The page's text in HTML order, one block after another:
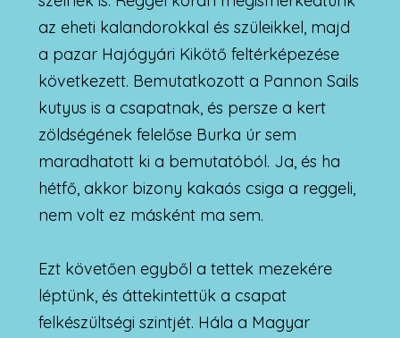
az eheti kalandorokkal és szüleikkel, majd
a pazar Hajógyári Kikötő feltérképezése
következett. Bemutatkozott a Pannon Sails
kutyus is a csapatnak, és persze a kert
zöldségének felelőse Burka úr sem
maradhatott ki a bemutatóból. Ja, és ha
hétfő, akkor bizony kakaós csiga a reggeli,
nem volt ez másként ma sem.
Ezt követően egyből a tettek mezekére
léptünk, és áttekintettük a csapat
felkészültségi szintjét. Hála a Magyar